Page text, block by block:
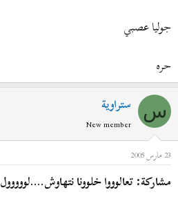
جوليا عصبي
حره
س ستراوية
New member
23 مارس 2005
مشاركة: تعالوووا خلوونا نتهاوش....لووووول